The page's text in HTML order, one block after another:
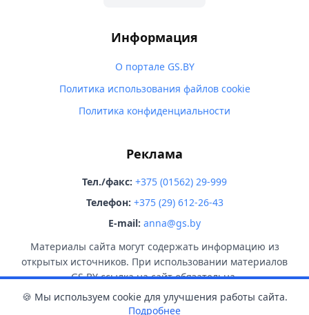
Информация
О портале GS.BY
Политика использования файлов cookie
Политика конфиденциальности
Реклама
Тел./факс: +375 (01562) 29-999
Телефон: +375 (29) 612-26-43
E-mail: anna@gs.by
Материалы сайта могут содержать информацию из
открытых источников. При использовании материалов
GS.BY ссылка на сайт обязательна.
🍪 Мы используем cookie для улучшения работы сайта.
Подробнее